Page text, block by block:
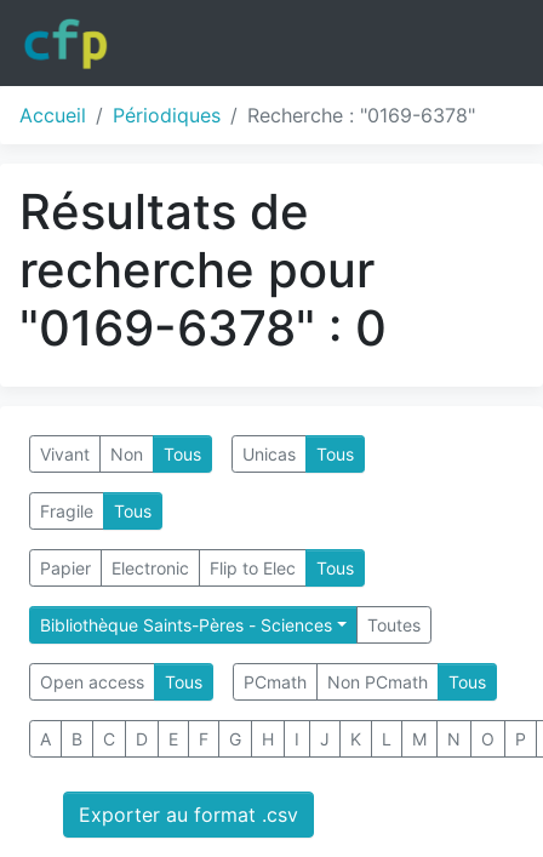
Accueil Périodiques Recherche : "0169-6378"
Résultats de
recherche pour
"0169-6378" : 0
Vivant Non Tous Unicas Tous
Fragile Tous
Papier Electronic Flip to Elec Tous
Bibliothèque Saints-Pères - Sciences Toutes
Open access Tous PCmath Non PCmath Tous
A B C D E F G H I J K L M N O P
Exporter au format .csv